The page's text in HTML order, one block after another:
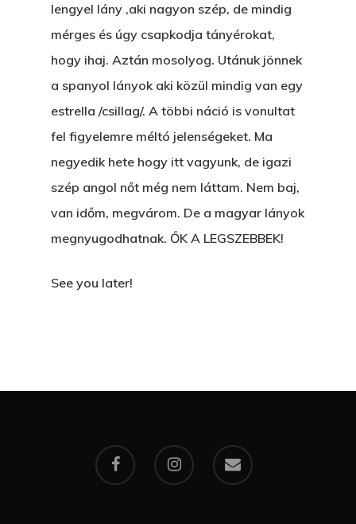
lengyel lány ,aki nagyon szép, de mindig
mérges és úgy csapkodja tányérokat,
hogy ihaj. Aztán mosolyog. Utánuk jönnek
a spanyol lányok aki közül mindig van egy
estrella /csillag/. A többi náció is vonultat
fel figyelemre méltó jelenségeket. Ma
negyedik hete hogy itt vagyunk, de igazi
szép angol nőt még nem láttam. Nem baj,
van időm, megvárom. De a magyar lányok
megnyugodhatnak. ŐK A LEGSZEBBEK!
See you later!